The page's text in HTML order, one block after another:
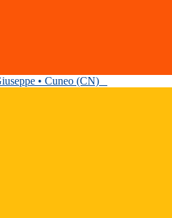
• Cuneo (CN)